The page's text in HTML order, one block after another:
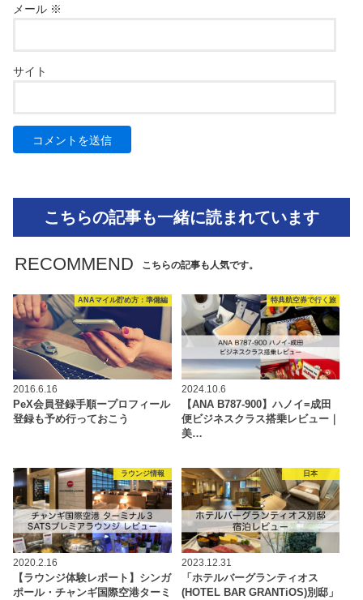
メール ※
サイト
こちらの記事も一緒に読まれています
RECOMMEND こちらの記事も人気です。
ANAマイル貯め方：準備編
2016.6.16
PeX会員登録手順ープロフィール
登録も予め行っておこう
特典航空券で行く旅
2024.10.6
【ANA B787-900】ハノイ=成田
便ビジネスクラス搭乗レビュー｜
美…
ラウンジ情報
2020.2.16
【ラウンジ体験レポート】シンガ
ポール・チャンギ国際空港ターミ
日本
2023.12.31
「ホテルバーグランティオス
(HOTEL BAR GRANTiOS)別邸」